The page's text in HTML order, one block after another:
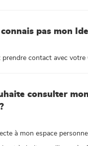
connais pas mon
prendre contact avec votre
consulter
à mon espace